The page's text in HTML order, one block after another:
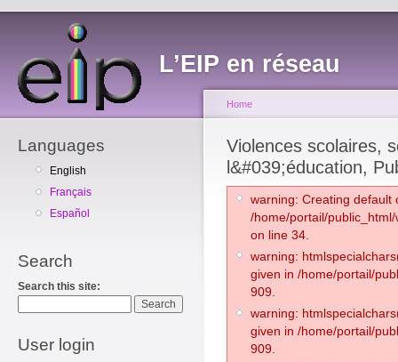
L’EIP en réseau
Languages
English
Français
Español
Search
Search this site:
User login
Home
Violences scolaires,
l&#039;éducation,
warning: Creating default
/home/portail/
on line 34.
warning:
given in /home/portail/
909.
warning:
given in /home/portail/
909.